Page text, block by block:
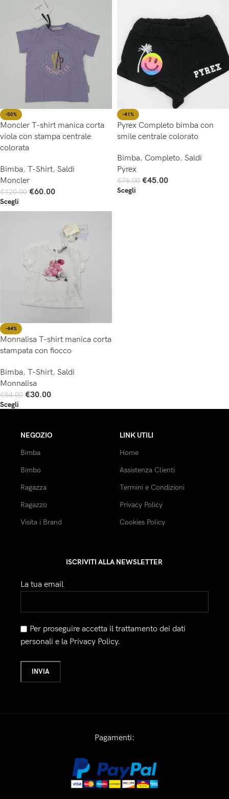
-50%
Moncler T-shirt manica corta
viola con stampa centrale
colorata
Bimba, T-Shirt, Saldi
Moncler
€120.00 €60.00
Scegli
-41%
Pyrex Completo bimba con
smile centrale colorato
Bimba, Completo, Saldi
Pyrex
€76.00 €45.00
Scegli
-44%
Monnalisa T-shirt manica corta
stampata con fiocco
Bimba, T-Shirt, Saldi
Monnalisa
€54.00 €30.00
Scegli
NEGOZIO
Bimba
Bimbo
Ragazza
Ragazzo
Visita i Brand
LINK UTILI
Home
Assistenza Clienti
Termini e Condizioni
Privacy Policy
Cookies Policy
ISCRIVITI ALLA NEWSLETTER
La tua email
Per proseguire accetta il trattamento dei dati
personali e la Privacy Policy.
Pagamenti: